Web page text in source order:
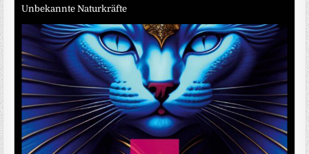
Unbekannte Naturkräfte